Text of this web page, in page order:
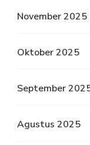
November 2025
Oktober 2025
September
Agustus 2025